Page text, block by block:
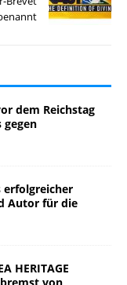
dem Reichstag
erfolgreicher
Autor für die
HERITAGE